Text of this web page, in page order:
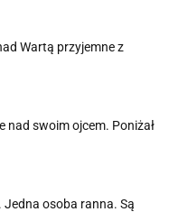
Wartą przyjemne z
nad swoim ojcem. Poniżał
Jedna osoba ranna. Są